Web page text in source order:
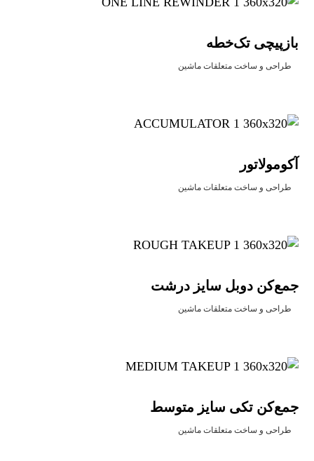
بازپیچی تک‌خطه
طراحی و ساخت متعلقات ماشین
آکومولاتور
طراحی و ساخت متعلقات ماشین
جمع‌کن دوبل سایز درشت
طراحی و ساخت متعلقات ماشین
جمع‌کن تکی سایز متوسط
طراحی و ساخت متعلقات ماشین